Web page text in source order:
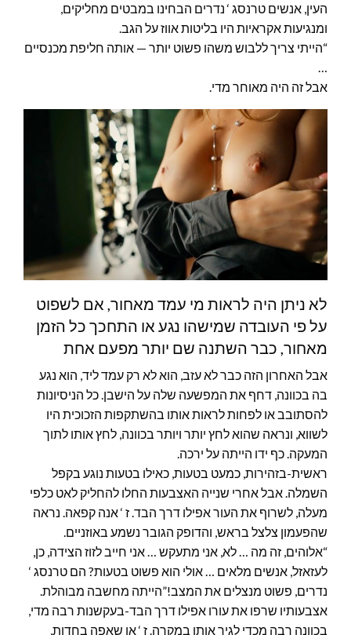
העין, אנשים טרנסג ‘ נדרים הבחינו במבטים מחליקים,
ומנגיעות אקראיות היו בליטות אווז על הגב.
“הייתי צריך ללבוש משהו פשוט יותר — אותה חליפת מכנסיים
…
אבל זה היה מאוחר מדי.
לא ניתן היה לראות מי עמד מאחור, אם לשפוט
על פי העובדה שמישהו נגע או התחכך כל הזמן
מאחור, כבר השתנה שם יותר מפעם אחת
אבל האחרון הזה כבר לא עזב, הוא לא רק עמד ליד, הוא נגע
בה בכוונה, דחף את המפשעה שלה על הישבן. כל הניסיונות
להסתובב או לפחות לראות אותו בהשתקפות הזכוכית היו
לשווא, ונראה שהוא לחץ יותר ויותר בכוונה, לחץ אותו לתוך
המעקה. כף ידו הייתה על ירכה.
ראשית-בזהירות, כמעט בטעות, כאילו בטעות נוגע בקפל
השמלה. אבל אחרי שנייה האצבעות החלו להחליק לאט כלפי
מעלה, לשרוף את העור אפילו דרך הבד. ז ‘ אנה קפאה. נראה
שהפעמון צלצל בראש, והדופק הגובר נשמע באוזניים.
“אלוהים, זה מה … לא, אני מתעקש … אני חייב לזוז הצידה, כן,
לעזאזל, אנשים מלאים … אולי הוא פשוט בטעות? הם טרנסג ‘
נדרים, פשוט מנצלים את המצב!”הייתה מחשבה מבוהלת.
אצבעותיו שרפו את עורו אפילו דרך הבד-בעקשנות רבה מדי,
בכוונה רבה מכדי לגיר אותו במקרה. ז ‘ אן שאפה בחדות,